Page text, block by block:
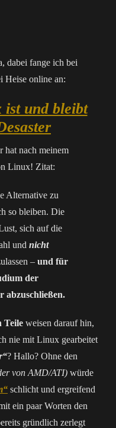
dabei fange ich bei
Heise online an:
und bleibt
hat nach meinem
Linux! Zitat:
Alternative zu
so bleiben. Die
sich auf die
und nicht
– und für
der
abzuschließen.
Teile weisen darauf hin,
nie mit Linux gearbeitet
? Hallo? Ohne den
von AMD/ATI) würde
schlicht und ergreifend
ein paar Worten den
gründlich zerlegt